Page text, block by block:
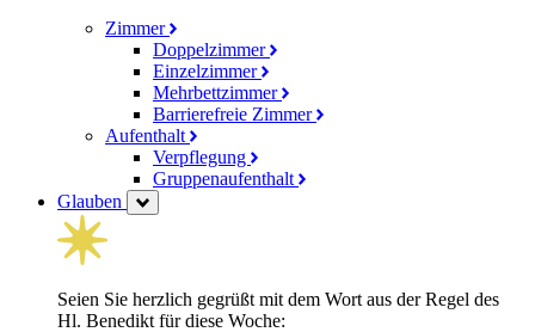
Zimmer
Doppelzimmer
Einzelzimmer
Mehrbettzimmer
Barrierefreie Zimmer
Aufenthalt
Verpflegung
Gruppenaufenthalt
Glauben
Seien Sie herzlich gegrüßt mit dem Wort aus der Regel des
Hl. Benedikt für diese Woche: